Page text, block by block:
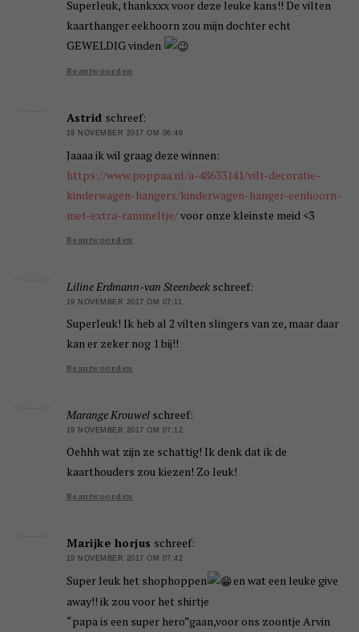
Superleuk, thankxxx voor deze leuke kans!! De vilten
kaarthanger eekhoorn zou mijn dochter echt
GEWELDIG vinden
Beantwoorden
Astrid schreef:
19 NOVEMBER 2017 OM 06:49
Jaaaa ik wil graag deze winnen:
https://www.poppaa.nl/a-48633141/vilt-decoratie-
kinderwagen-hangers/kinderwagen-hanger-eenhoorn-
met-extra-rammeltje/voor onze kleinste meid <3
Beantwoorden
Liline Erdmann-van Steenbeek schreef:
19 NOVEMBER 2017 OM 07:11
Superleuk! Ik heb al 2 vilten slingers van ze, maar daar
kan er zeker nog 1 bij!!
Beantwoorden
Marange Krouwel schreef:
19 NOVEMBER 2017 OM 07:12
Oehhh wat zijn ze schattig! Ik denk dat ik de
kaarthouders zou kiezen! Zo leuk!
Beantwoorden
Marijke horjus schreef:
19 NOVEMBER 2017 OM 07:42
Super leuk het shophoppen
en wat een leuke give
away!! ik zou voor het shirtje
“papa is een super hero”gaan,voor ons zoontje Arvin